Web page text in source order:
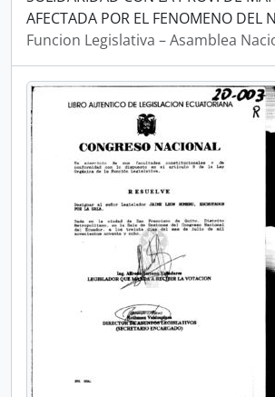
AFECTADA POR EL FENOMENO DEL
Funcion Legislativa – Asamblea